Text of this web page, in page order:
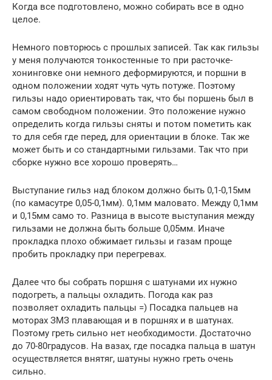
Когда все подготовлено, можно собирать все в одно
целое.
Немного повторюсь с прошлых записей. Так как гильзы
у меня получаются тонкостенные то при расточке-
хонинговке они немного деформируются, и поршни в
одном положении ходят чуть чуть потуже. Поэтому
гильзы надо ориентировать так, что бы поршень был в
самом свободном положении. Это положение нужно
определить когда гильзы сняты и потом пометить как
то для себя где перед, для ориентации в блоке. Так же
может быть и со стандартными гильзами. Так что при
сборке нужно все хорошо проверять…
Выступание гильз над блоком должно быть 0,1-0,15мм
(по камасутре 0,05-0,1мм). 0,1мм маловато. Между 0,1мм
и 0,15мм само то. Разница в высоте выступания между
гильзами не должна быть больше 0,05мм. Иначе
прокладка плохо обжимает гильзы и газам проще
пробить прокладку при перегревах.
Далее что бы собрать поршня с шатунами их нужно
подогреть, а пальцы охладить. Погода как раз
позволяет охладить пальцы =) Посадка пальцев на
моторах ЗМЗ плавающая и в поршнях и в шатунах.
Поэтому греть сильно нет необходимости. Достаточно
до 70-80градусов. На вазах, где посадка пальца в шатун
осуществляется внятяг, шатуны нужно греть очень
сильно.